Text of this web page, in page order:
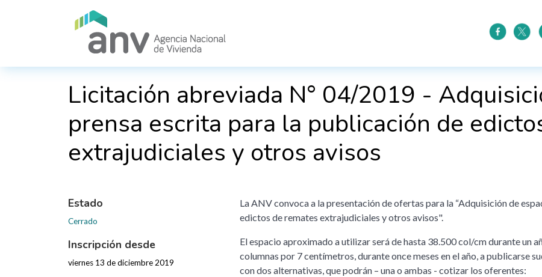
Licitación abreviada N° 04/2019 -
prensa escrita para la publicación de
extrajudiciales y otros avisos
Estado
Cerrado
Inscripción desde
viernes 13 de diciembre 2019
La ANV convoca a la presentación de ofertas para la “Adquisición de
edictos de remates extrajudiciales y otros avisos".
El espacio aproximado a utilizar será de hasta 38.500 col/cm durante un
columnas por 7 centímetros, durante once meses en el año, a publicarse
con dos alternativas, que podrán – una o ambas - cotizar los oferentes: